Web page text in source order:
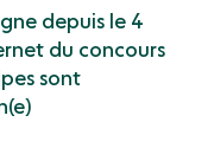
depuis le 4
du concours
sont